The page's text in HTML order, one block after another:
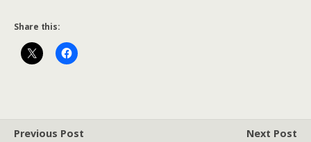
Share this:
Previous Post Next Post